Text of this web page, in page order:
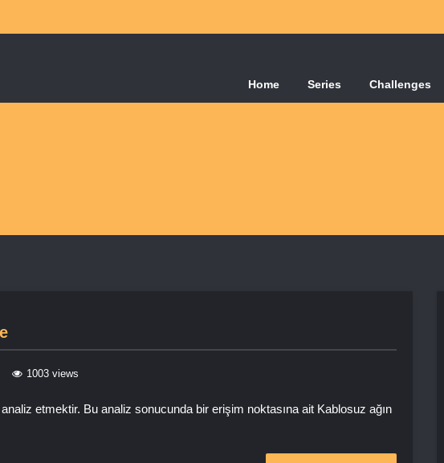
Home Series Challenges
1003 views
etmektir. Bu analiz sonucunda bir erişim noktasına ait Kablosuz ağın